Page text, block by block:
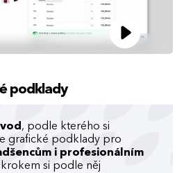
podklady
, podle kterého si
grafické podklady pro
i profesionálním
krokem si podle něj